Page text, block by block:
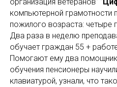
компьютерной грамотности
пожилого возраста: четыре
Два раза в неделю
обучает граждан 55 +
Помогают ему два
обучения пенсионеры
клавиатурой, узнали, что